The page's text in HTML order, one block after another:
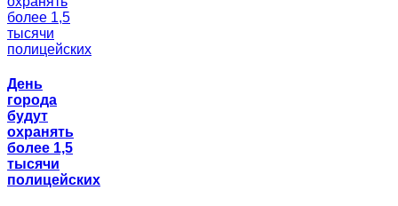
День
города
будут
охранять
более 1,5
тысячи
полицейских